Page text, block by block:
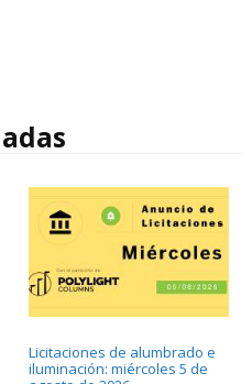
Licitaciones de alumbrado e
iluminación: miércoles 5 de